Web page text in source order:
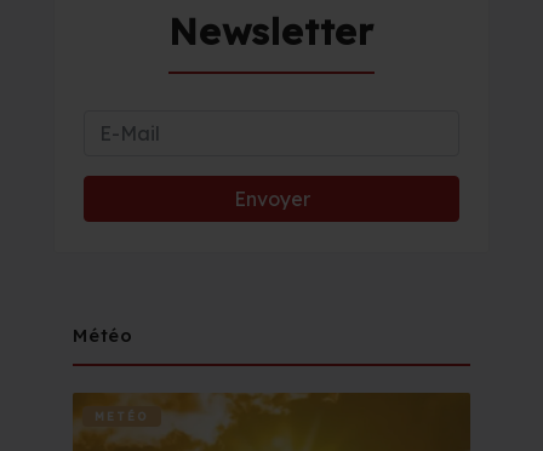
Newsletter
Météo
METÉO